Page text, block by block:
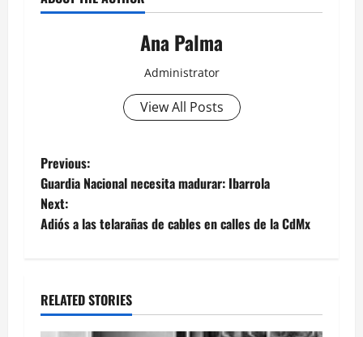
Ana Palma
Administrator
View All Posts
Post
navigation
Previous:
Guardia Nacional necesita madurar: Ibarrola
Next:
Adiós a las telarañas de cables en calles de la CdMx
RELATED STORIES